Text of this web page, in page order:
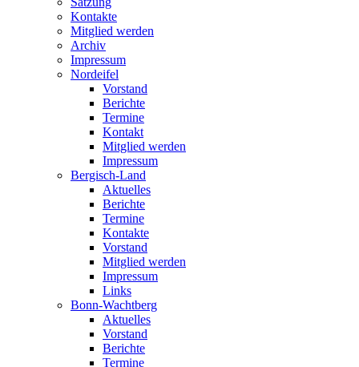
Kontakte
Mitglied werden
Archiv
Impressum
Nordeifel
Vorstand
Berichte
Termine
Kontakt
Mitglied werden
Impressum
Bergisch-Land
Aktuelles
Berichte
Termine
Kontakte
Vorstand
Mitglied werden
Impressum
Links
Bonn-Wachtberg
Aktuelles
Vorstand
Berichte
Termine